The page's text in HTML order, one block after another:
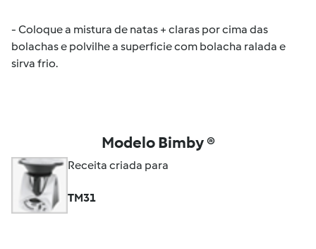
- Coloque a mistura de natas + claras por cima das
bolachas e polvilhe a superficie com bolacha ralada e
sirva frio.
Modelo Bimby ®
Receita criada para
TM31